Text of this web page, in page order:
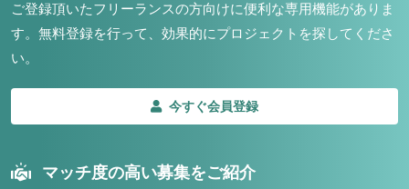
ご登録頂いたフリーランスの方向けに便利な専用機能がありま
す。 無料登録を行って、効果的にプロジェクトを探してくださ
い。
今すぐ会員登録
マッチ度の高い募集をご紹介